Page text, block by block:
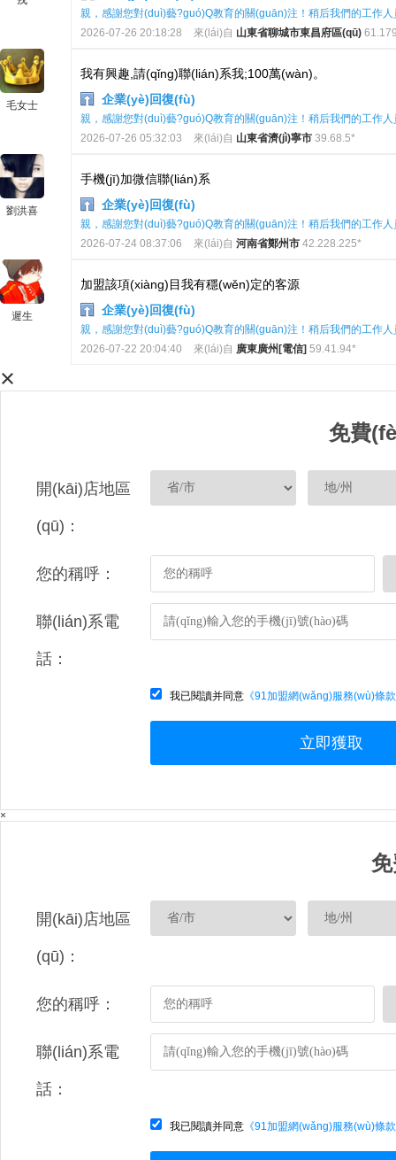
親，感謝您對(duì)藝?guó)Q教育的關(guān)注！稍后我們的工作
2026-07-26 20:18:28
來(lái)自 山東省聊城市東昌府區(qū)
毛女士
我有興趣,請(qǐng)聯(lián)系我;100萬(wàn)。
企業(yè)回復(fù)
親，感謝您對(duì)藝?guó)Q教育的關(guān)注！稍后我們的工作
2026-07-26 05:32:03
來(lái)自 山東省濟(jì)寧市 39.68.5*
劉洪喜
手機(jī)加微信聯(lián)系
企業(yè)回復(fù)
親，感謝您對(duì)藝?guó)Q教育的關(guān)注！稍后我們的工作
2026-07-24 08:37:06
來(lái)自 河南省鄭州市 42.228.225*
遲生
加盟該項(xiàng)目我有穩(wěn)定的客源
企業(yè)回復(fù)
親，感謝您對(duì)藝?guó)Q教育的關(guān)注！稍后我們的工作
2026-07-22 20:04:40
來(lái)自 廣東廣州[電信] 59.41.94*
×
免費
開(kāi)店地區
(qū)：
您的稱呼：
聯(lián)系電
話：
我已閱讀并同意 《91加盟網(wǎng)服務(wù)條
立即獲取
×
開(kāi)店地區
(qū)：
您的稱呼：
聯(lián)系電
話：
我已閱讀并同意 《91加盟網(wǎng)服務(wù)條